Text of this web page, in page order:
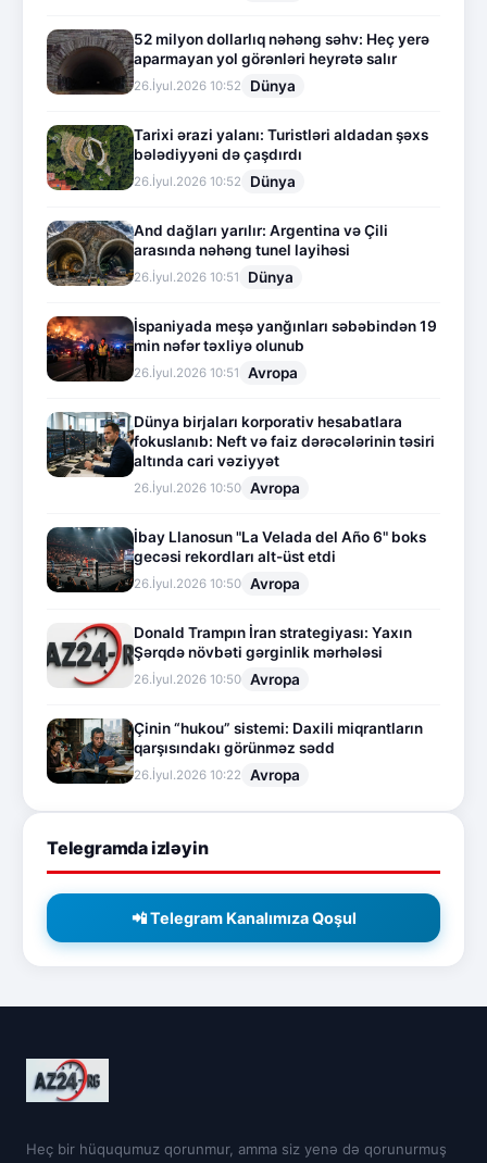
52 milyon dollarlıq nəhəng səhv: Heç yerə
aparmayan yol görənləri heyrətə salır
26.İyul.2026 10:52 Dünya
Tarixi ərazi yalanı: Turistləri aldadan şəxs
bələdiyyəni də çaşdırdı
26.İyul.2026 10:52 Dünya
And dağları yarılır: Argentina və Çili
arasında nəhəng tunel layihəsi
26.İyul.2026 10:51 Dünya
İspaniyada meşə yanğınları səbəbindən 19
min nəfər təxliyə olunub
26.İyul.2026 10:51 Avropa
Dünya birjaları korporativ hesabatlara
fokuslanıb: Neft və faiz dərəcələrinin təsiri
altında cari vəziyyət
26.İyul.2026 10:50 Avropa
İbay Llanosun "La Velada del Año 6" boks
gecəsi rekordları alt-üst etdi
26.İyul.2026 10:50 Avropa
Donald Trampın İran strategiyası: Yaxın
Şərqdə növbəti gərginlik mərhələsi
26.İyul.2026 10:50 Avropa
Çinin “hukou” sistemi: Daxili miqrantların
qarşısındakı görünməz sədd
26.İyul.2026 10:22 Avropa
Telegramda izləyin
📲 Telegram Kanalımıza Qoşul
Heç bir hüququmuz qorunmur, amma siz yenə də qorunurmuş